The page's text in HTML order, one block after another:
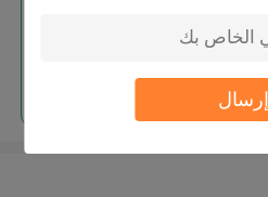
إرسال